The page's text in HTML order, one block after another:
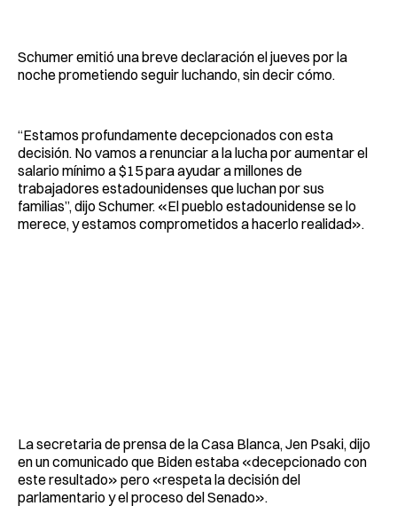
Schumer emitió una breve declaración el jueves por la
noche prometiendo seguir luchando, sin decir cómo.
“Estamos profundamente decepcionados con esta
decisión. No vamos a renunciar a la lucha por aumentar el
salario mínimo a $15 para ayudar a millones de
trabajadores estadounidenses que luchan por sus
familias”, dijo Schumer. «El pueblo estadounidense se lo
merece, y estamos comprometidos a hacerlo realidad».
La secretaria de prensa de la Casa Blanca, Jen Psaki, dijo
en un comunicado que Biden estaba «decepcionado con
este resultado» pero «respeta la decisión del
parlamentario y el proceso del Senado».